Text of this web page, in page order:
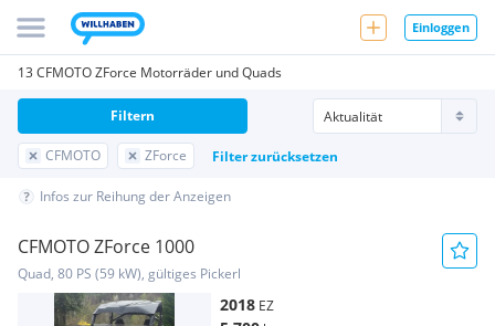
Einloggen
13 CFMOTO ZForce Motorräder und Quads
CFMOTO ZForce Filter zurücksetzen
Filtern
Infos zur Reihung der Anzeigen
CFMOTO ZForce 1000
Quad, 80 PS (59 kW), gültiges Pickerl
2018 EZ